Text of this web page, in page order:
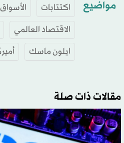
مواضيع اكتتابات
الاقتصاد العالمي
ايلون ماسك
مقالات ذات صلة